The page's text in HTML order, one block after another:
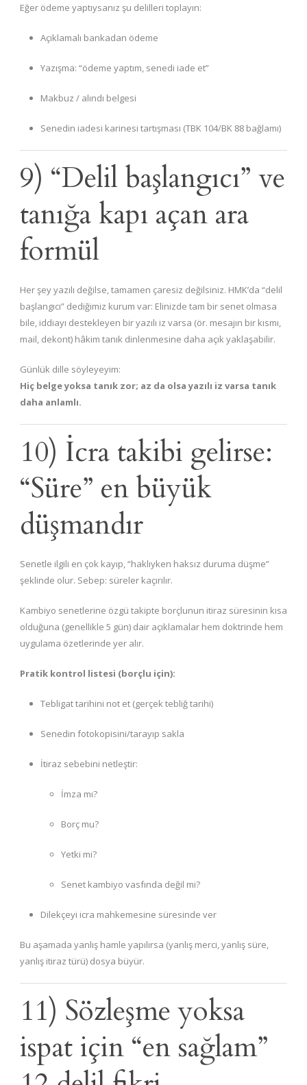
Eğer ödeme yaptıysanız şu delilleri toplayın:
Açıklamalı bankadan ödeme
Yazışma: “ödeme yaptım, senedi iade et”
Makbuz / alındı belgesi
Senedin iadesi karinesi tartışması (TBK 104/BK 88 bağlamı)
9) “Delil başlangıcı” ve
tanığa kapı açan ara
formül
Her şey yazılı değilse, tamamen çaresiz değilsiniz. HMK’da “delil
başlangıcı” dediğimiz kurum var: Elinizde tam bir senet olmasa
bile, iddiayı destekleyen bir yazılı iz varsa (ör. mesajın bir kısmı,
mail, dekont) hâkim tanık dinlenmesine daha açık yaklaşabilir.
Günlük dille söyleyeyim:
Hiç belge yoksa tanık zor; az da olsa yazılı iz varsa tanık
daha anlamlı.
10) İcra takibi gelirse:
“Süre” en büyük
düşmandır
Senetle ilgili en çok kayıp, “haklıyken haksız duruma düşme”
şeklinde olur. Sebep: süreler kaçırılır.
Kambiyo senetlerine özgü takipte borçlunun itiraz süresinin kısa
olduğuna (genellikle 5 gün) dair açıklamalar hem doktrinde hem
uygulama özetlerinde yer alır.
Pratik kontrol listesi (borçlu için):
Tebligat tarihini not et (gerçek tebliğ tarihi)
Senedin fotokopisini/tarayıp sakla
İtiraz sebebini netleştir:
İmza mı?
Borç mu?
Yetki mi?
Senet kambiyo vasfında değil mi?
Dilekçeyi icra mahkemesine süresinde ver
Bu aşamada yanlış hamle yapılırsa (yanlış merci, yanlış süre,
yanlış itiraz türü) dosya büyür.
11) Sözleşme yoksa
ispat için “en sağlam”